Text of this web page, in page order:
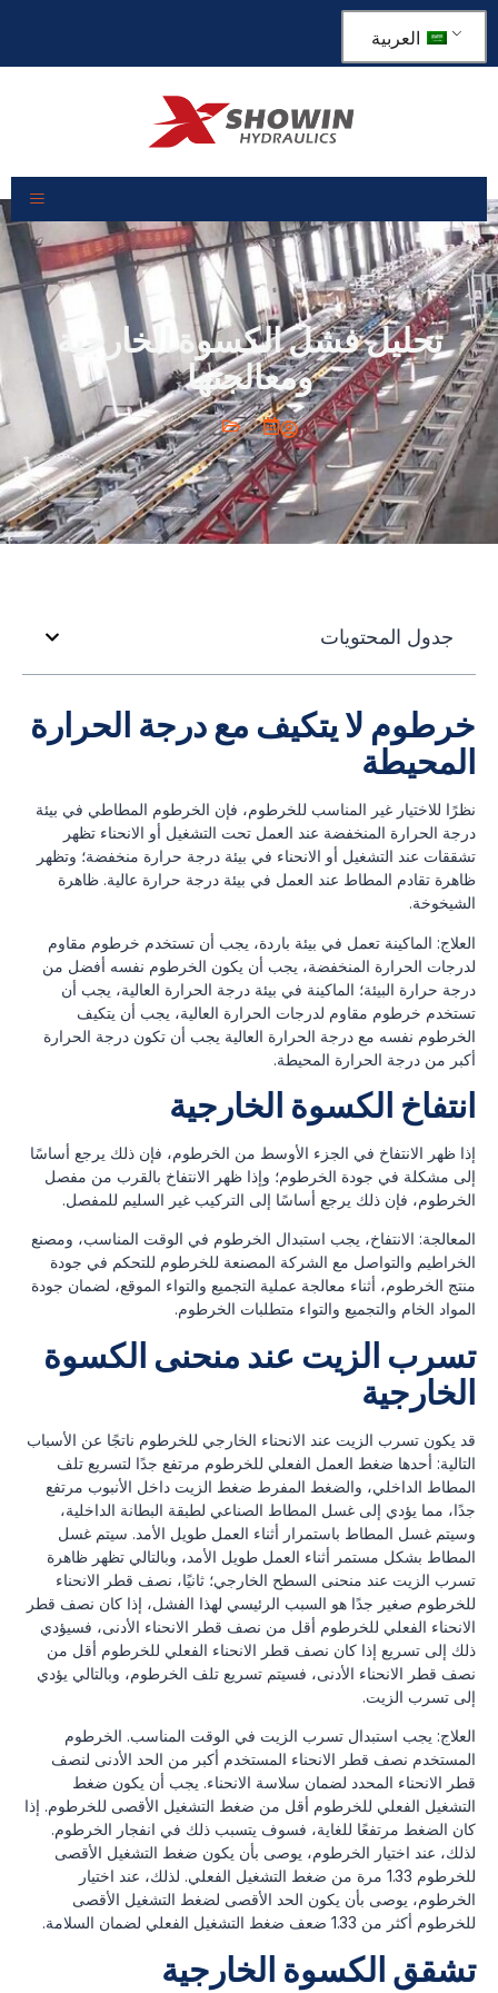
العربية
تحليل فشل الكسوة الخارجية
ومعالجتها
جدول المحتويات
خرطوم لا يتكيف مع درجة الحرارة
المحيطة
نظرًا للاختيار غير المناسب للخرطوم، فإن الخرطوم المطاطي في بيئة
درجة الحرارة المنخفضة عند العمل تحت التشغيل أو الانحناء تظهر
تشققات عند التشغيل أو الانحناء في بيئة درجة حرارة منخفضة؛ وتظهر
ظاهرة تقادم المطاط عند العمل في بيئة درجة حرارة عالية. ظاهرة
الشيخوخة.
العلاج: الماكينة تعمل في بيئة باردة، يجب أن تستخدم خرطوم مقاوم
لدرجات الحرارة المنخفضة، يجب أن يكون الخرطوم نفسه أفضل من
درجة حرارة البيئة؛ الماكينة في بيئة درجة الحرارة العالية، يجب أن
تستخدم خرطوم مقاوم لدرجات الحرارة العالية، يجب أن يتكيف
الخرطوم نفسه مع درجة الحرارة العالية يجب أن تكون درجة الحرارة
أكبر من درجة الحرارة المحيطة.
انتفاخ الكسوة الخارجية
إذا ظهر الانتفاخ في الجزء الأوسط من الخرطوم، فإن ذلك يرجع أساسًا
إلى مشكلة في جودة الخرطوم؛ وإذا ظهر الانتفاخ بالقرب من مفصل
الخرطوم، فإن ذلك يرجع أساسًا إلى التركيب غير السليم للمفصل.
المعالجة: الانتفاخ، يجب استبدال الخرطوم في الوقت المناسب، ومصنع
الخراطيم والتواصل مع الشركة المصنعة للخرطوم للتحكم في جودة
منتج الخرطوم، أثناء معالجة عملية التجميع والتواء الموقع، لضمان جودة
المواد الخام والتجميع والتواء متطلبات الخرطوم.
تسرب الزيت عند منحنى الكسوة
الخارجية
قد يكون تسرب الزيت عند الانحناء الخارجي للخرطوم ناتجًا عن الأسباب
التالية: أحدها ضغط العمل الفعلي للخرطوم مرتفع جدًا لتسريع تلف
المطاط الداخلي، والضغط المفرط ضغط الزيت داخل الأنبوب مرتفع
جدًا، مما يؤدي إلى غسل المطاط الصناعي لطبقة البطانة الداخلية،
وسيتم غسل المطاط باستمرار أثناء العمل طويل الأمد. سيتم غسل
المطاط بشكل مستمر أثناء العمل طويل الأمد، وبالتالي تظهر ظاهرة
تسرب الزيت عند منحنى السطح الخارجي؛ ثانيًا، نصف قطر الانحناء
للخرطوم صغير جدًا هو السبب الرئيسي لهذا الفشل، إذا كان نصف قطر
الانحناء الفعلي للخرطوم أقل من نصف قطر الانحناء الأدنى، فسيؤدي
ذلك إلى تسريع إذا كان نصف قطر الانحناء الفعلي للخرطوم أقل من
نصف قطر الانحناء الأدنى، فسيتم تسريع تلف الخرطوم، وبالتالي يؤدي
إلى تسرب الزيت.
العلاج: يجب استبدال تسرب الزيت في الوقت المناسب. الخرطوم
المستخدم نصف قطر الانحناء المستخدم أكبر من الحد الأدنى لنصف
قطر الانحناء المحدد لضمان سلاسة الانحناء. يجب أن يكون ضغط
التشغيل الفعلي للخرطوم أقل من ضغط التشغيل الأقصى للخرطوم. إذا
كان الضغط مرتفعًا للغاية، فسوف يتسبب ذلك في انفجار الخرطوم.
لذلك، عند اختيار الخرطوم، يوصى بأن يكون ضغط التشغيل الأقصى
للخرطوم 1.33 مرة من ضغط التشغيل الفعلي. لذلك، عند اختيار
الخرطوم، يوصى بأن يكون الحد الأقصى لضغط التشغيل الأقصى
للخرطوم أكثر من 1.33 ضعف ضغط التشغيل الفعلي لضمان السلامة.
تشقق الكسوة الخارجية